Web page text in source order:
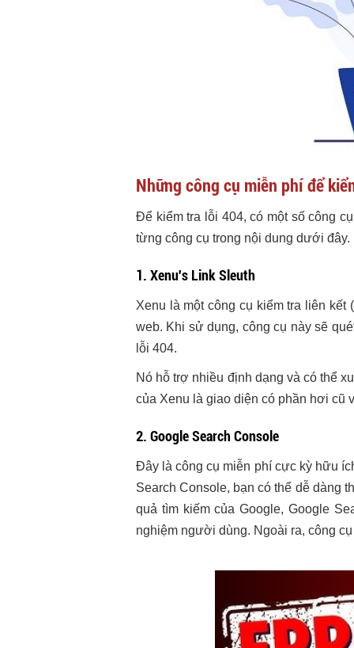
Những công cụ miễn phí để
Để kiểm tra lỗi 404, có một số công
từng công cụ trong nội dung dưới đây.
1. Xenu's Link Sleuth
Xenu là một công cụ kiểm tra liên
web. Khi sử dụng, công cụ này sẽ
lỗi 404.
Nó hỗ trợ nhiều định dạng và có thể
của Xenu là giao diện có phần hơi cũ
2. Google Search Console
Đây là công cụ miễn phí cực kỳ hữu
Search Console, bạn có thể dễ dàng
quả tìm kiếm của Google, Google
nghiệm người dùng. Ngoài ra, công